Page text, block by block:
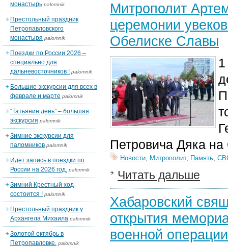
Митрополит
церемонии
Обелиске Славы
Петровича Дяка
Новости, Митрополит, Память,
Читать дальше
Хабаровский
открытия
военной операции
монастырь palomnik
Престольный праздник
Петропавловского
монастыря palomnik
Поездки по России 2026 –
специально для
дальневосточников ! palomnik
Большие экскурсии для всех в
феврале и марте palomnik
“Татьянин день” – большая
экскурсия palomnik
Зимние экскурсии для
паломников palomnik
Идет запись в поездки по
России на 2026 год. palomnik
Зимний Крестный ход
состоится ! palomnik
Престольный праздник у
Архангела Михаила palomnik
Золотой октябрь в
Петропавловке. palomnik